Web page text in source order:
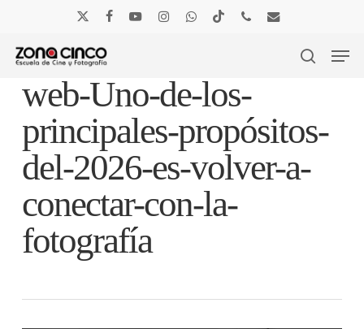
main
content
twitter
whatsapptiktok
Menu
web-Uno-de-los-
principales-propósitos-
del-2026-es-volver-a-
conectar-con-la-
fotografía